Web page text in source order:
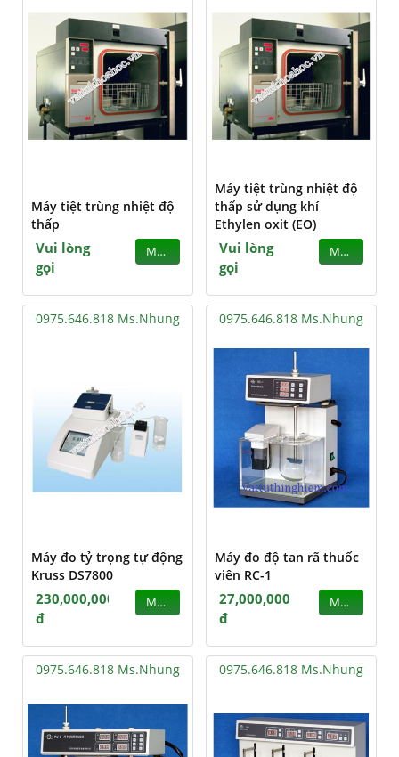
Máy tiệt trùng nhiệt độ
thấp
Vui lòng
gọi
MUA
Máy tiệt trùng nhiệt độ
thấp sử dụng khí
Ethylen oxit (EO)
Vui lòng
gọi
MUA
0975.646.818 Ms.Nhung
Máy đo tỷ trọng tự động
Kruss DS7800
230,000,000
đ
MUA
0975.646.818 Ms.Nhung
Máy đo độ tan rã thuốc
viên RC-1
27,000,000
đ
MUA
0975.646.818 Ms.Nhung 0975.646.818 Ms.Nhung